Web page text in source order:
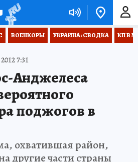
ВОЕНКОРЫ УКРАИНА: СВОДКА КП В
7:31
Анджелеса
поджогов в
охватившая район,
другие части страны